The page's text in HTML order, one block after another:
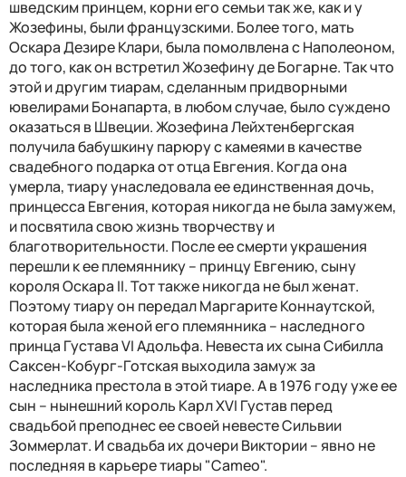
шведским принцем, корни его семьи так же, как и у
Жозефины, были французскими. Более того, мать
Оскара Дезире Клари, была помолвлена ​​с Наполеоном,
до того, как он встретил Жозефину де Богарне. Так что
этой и другим тиарам, сделанным придворными
ювелирами Бонапарта, в любом случае, было суждено
оказаться в Швеции. Жозефина Лейхтенбергская
получила бабушкину парюру с камеями в качестве
свадебного подарка от отца Евгения. Когда она
умерла, тиару унаследовала ее единственная дочь,
принцесса Евгения, которая никогда не была замужем,
и посвятила свою жизнь творчеству и
благотворительности. После ее смерти украшения
перешли к ее племяннику – принцу Евгению, сыну
короля Оскара II. Тот также никогда не был женат.
Поэтому тиару он передал Маргарите Коннаутской,
которая была женой его племянника – наследного
принца Густава VI Адольфа. Невеста их сынаСибилла
Саксен-Кобург-Готская выходила замуж за
наследника престола в этой тиаре. А в 1976 году уже ее
сын – нынешний король Карл XVI Густав перед
свадьбой преподнес ее своей невесте Сильвии
Зоммерлат. И свадьба их дочери Виктории – явно не
последняя в карьеретиары "Cameo".